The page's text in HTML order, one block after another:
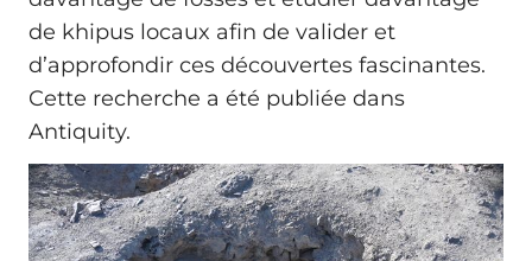
de khipus locaux afin de valider et
d’approfondir ces découvertes fascinantes.
Cette recherche a été publiée dans
Antiquity.